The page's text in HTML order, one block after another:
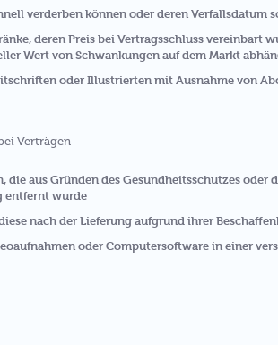
verderben können oder deren Verfallsdatum
deren Preis bei Vertragsschluss vereinbart
Wert von Schwankungen auf dem Markt
oder Illustrierten mit Ausnahme von
Verträgen
die aus Gründen des Gesundheitsschutzes
entfernt wurde
nach der Lieferung aufgrund ihrer
oder Computersoftware in einer